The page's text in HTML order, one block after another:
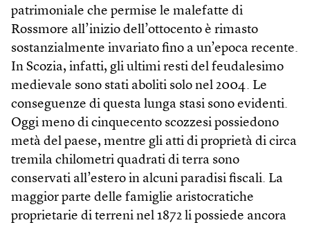
patrimoniale che permise le malefatte di
Rossmore all’inizio dell’ottocento è rimasto
sostanzialmente invariato fino a un’epoca recente.
In Scozia, infatti, gli ultimi resti del feudalesimo
medievale sono stati aboliti solo nel 2004. Le
conseguenze di questa lunga stasi sono evidenti.
Oggi meno di cinquecento scozzesi possiedono
metà del paese, mentre gli atti di proprietà di circa
tremila chilometri quadrati di terra sono
conservati all’estero in alcuni paradisi fiscali. La
maggior parte delle famiglie aristocratiche
proprietarie di terreni nel 1872 li possiede ancora